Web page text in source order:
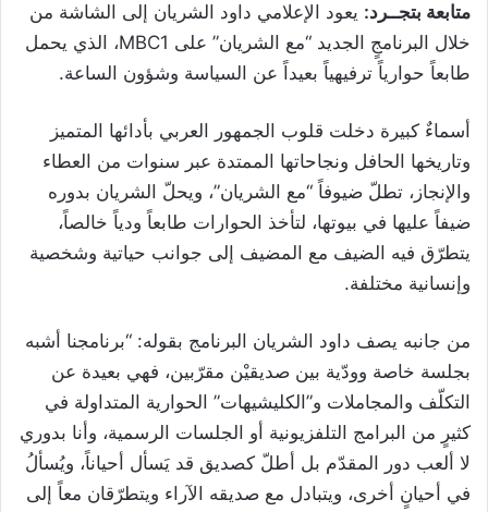
متابعة بتجــرد: يعود الإعلامي داود الشريان إلى الشاشة من
خلال البرنامجٍ الجديد “مع الشريان” على MBC1، الذي يحمل
طابعاً حوارياً ترفيهياً بعيداً عن السياسة وشؤون الساعة.
أسماءٌ كبيرة دخلت قلوب الجمهور العربي بأدائها المتميز
وتاريخها الحافل ونجاحاتها الممتدة عبر سنوات من العطاء
والإنجاز، تطلّ ضيوفاً “مع الشريان”، ويحلّ الشريان بدوره
ضيفاً عليها في بيوتها، لتأخذ الحوارات طابعاً ودياً خالصاً،
يتطرّق فيه الضيف مع المضيف إلى جوانب حياتية وشخصية
وإنسانية مختلفة.
من جانبه يصف داود الشريان البرنامج بقوله: “برنامجنا أشبه
بجلسة خاصة وودّية بين صديقيْن مقرّبين، فهي بعيدة عن
التكلّف والمجاملات و”الكليشيهات” الحوارية المتداولة في
كثيرٍ من البرامج التلفزيونية أو الجلسات الرسمية، وأنا بدوري
لا ألعب دور المقدّم بل أطلّ كصديق قد يَسأل أحياناً، ويُسألُ
في أحيانٍ أخرى، ويتبادل مع صديقه الآراء ويتطرّقان معاً إلى